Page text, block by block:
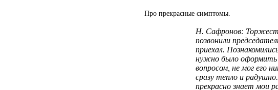
Про прекрасные симптомы.
Н. Сафронов:
позвонили
приехал.
нужно было оформить
вопросом, не мог его
сразу тепло и
прекрасно знает мои